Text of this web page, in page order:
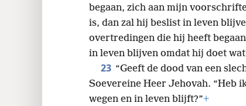
begaan, zich aan mijn
is, dan zal hij beslist in leven
overtredingen die hij heeft
in leven blijven omdat hij doet
23 “Geeft de dood van een
Soevereine Heer Jehovah. “Heb
wegen en in leven blijft?”+